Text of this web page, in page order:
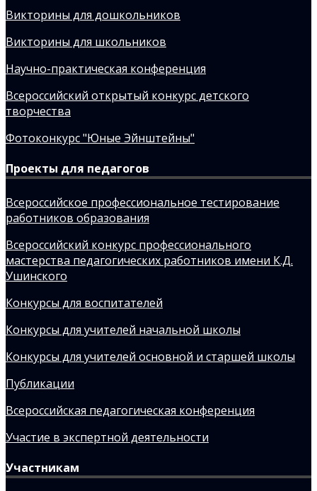
Викторины для дошкольников
Викторины для школьников
Научно-практическая конференция
Всероссийский открытый конкурс детского
творчества
Фотоконкурс "Юные Эйнштейны"
Проекты для педагогов
Всероссийское профессиональное тестирование
работников образования
Всероссийский конкурс профессионального
мастерства педагогических работников имени К.Д.
Ушинского
Конкурсы для воспитателей
Конкурсы для учителей начальной школы
Конкурсы для учителей основной и старшей школы
Публикации
Всероссийская педагогическая конференция
Участие в экспертной деятельности
Участникам